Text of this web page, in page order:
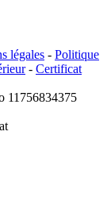
légales - Politique
- Certificat
11756834375